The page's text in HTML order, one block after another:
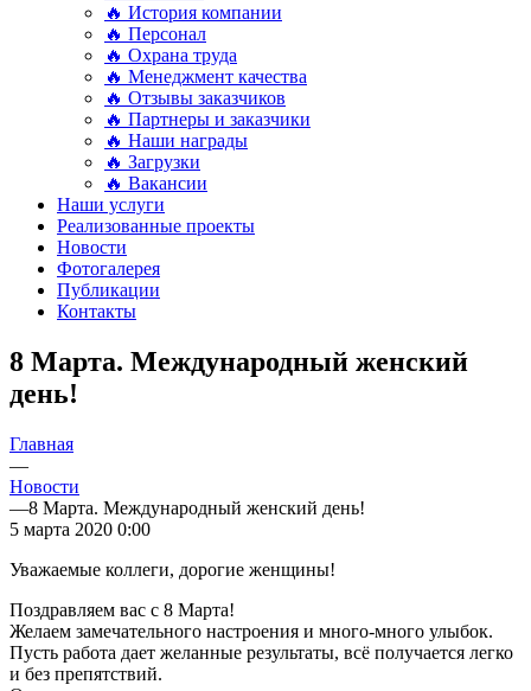
🔥 История компании
🔥 Персонал
🔥 Охрана труда
🔥 Менеджмент качества
🔥 Отзывы заказчиков
🔥 Партнеры и заказчики
🔥 Наши награды
🔥 Загрузки
🔥 Вакансии
Наши услуги
Реализованные проекты
Новости
Фотогалерея
Публикации
Контакты
8 Марта. Международный женский
день!
Главная
—
Новости
—8 Марта. Международный женский день!
5 марта 2020 0:00
Уважаемые коллеги, дорогие женщины!
Поздравляем вас с 8 Марта!
Желаем замечательного настроения и много-много улыбок.
Пусть работа дает желанные результаты, всё получается легко
и без препятствий.